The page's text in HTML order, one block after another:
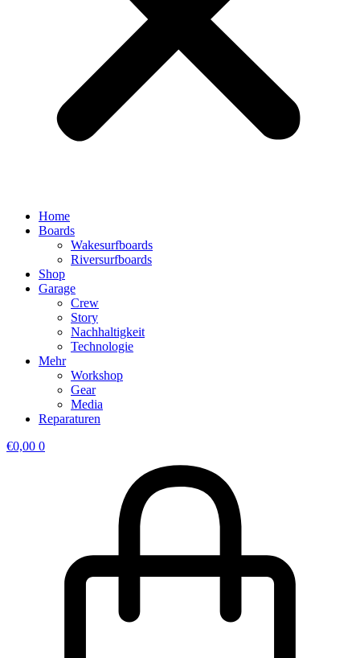
Home
Boards
Wakesurfboards
Riversurfboards
Shop
Garage
Crew
Story
Nachhaltigkeit
Technologie
Mehr
Workshop
Gear
Media
Reparaturen
€0,00 0